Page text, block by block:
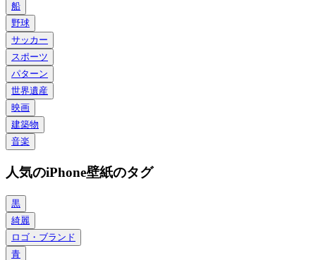
船
野球
サッカー
スポーツ
パターン
世界遺産
映画
建築物
音楽
人気のiPhone壁紙のタグ
黒
綺麗
ロゴ・ブランド
青